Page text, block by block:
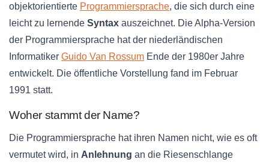
objektorientierte Programmiersprache, die sich durch eine
leicht zu lernende Syntax auszeichnet. Die Alpha-Version
der Programmiersprache hat der niederländischen
Informatiker Guido Van Rossum Ende der 1980er Jahre
entwickelt. Die öffentliche Vorstellung fand im Februar
1991 statt.
Woher stammt der Name?
Die Programmiersprache hat ihren Namen nicht, wie es oft
vermutet wird, in Anlehnung an die Riesenschlange